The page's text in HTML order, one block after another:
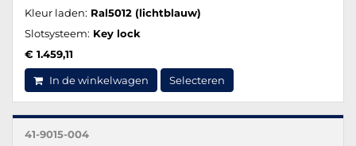
Kleur laden: Ral5012 (lichtblauw)
Slotsysteem: Key lock
€ 1.459,11
In de winkelwagen Selecteren
41-9015-004